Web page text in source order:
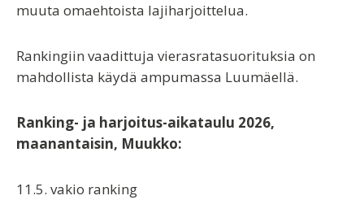
muuta omaehtoista lajiharjoittelua.
Rankingiin vaadittuja vierasratasuorituksia on
mahdollista käydä ampumassa Luumäellä.
Ranking- ja harjoitus-aikataulu 2026,
maanantaisin, Muukko:
11.5. vakio ranking